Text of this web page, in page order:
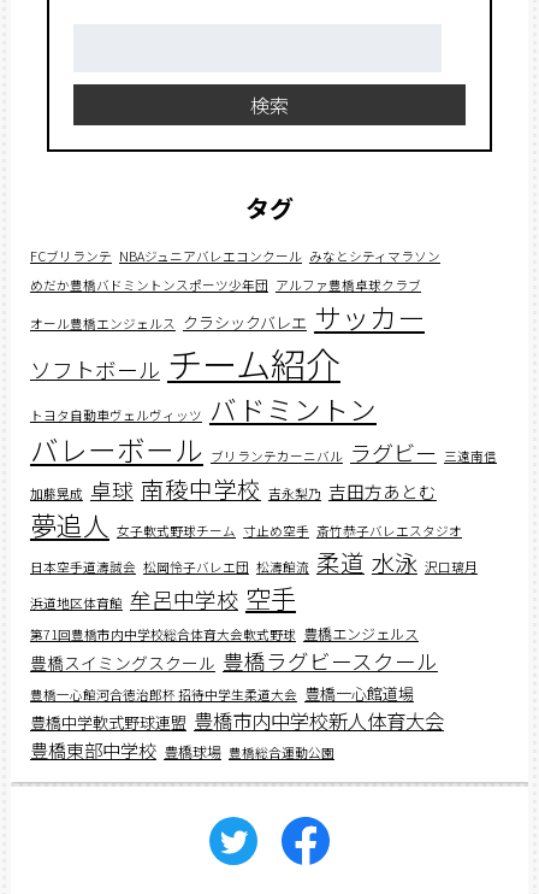
検索
タグ
FCブリランテ NBAジュニアバレエコンクール みなとシティマラソン
めだか豊橋バドミントンスポーツ少年団 アルファ豊橋卓球クラブ
オール豊橋エンジェルス クラシックバレエ サッカー
ソフトボール チーム紹介
トヨタ自動車ヴェルヴィッツ バドミントン
バレーボール ブリランテカーニバル ラグビー 三遠南信
加藤晃成 卓球 南稜中学校 吉永梨乃 吉田方あとむ
夢追人 女子軟式野球チーム 寸止め空手 斎竹恭子バレエスタジオ
日本空手道濤誠会 松岡怜子バレエ団 松濤館流 柔道 水泳 沢口璃月
浜道地区体育館 牟呂中学校 空手
第71回豊橋市内中学校総合体育大会軟式野球 豊橋エンジェルス
豊橋スイミングスクール 豊橋ラグビースクール
豊橋一心館河合徳治郎杯 招待中学生柔道大会 豊橋一心館道場
豊橋中学軟式野球連盟 豊橋市内中学校新人体育大会
豊橋東部中学校 豊橋球場 豊橋総合運動公園